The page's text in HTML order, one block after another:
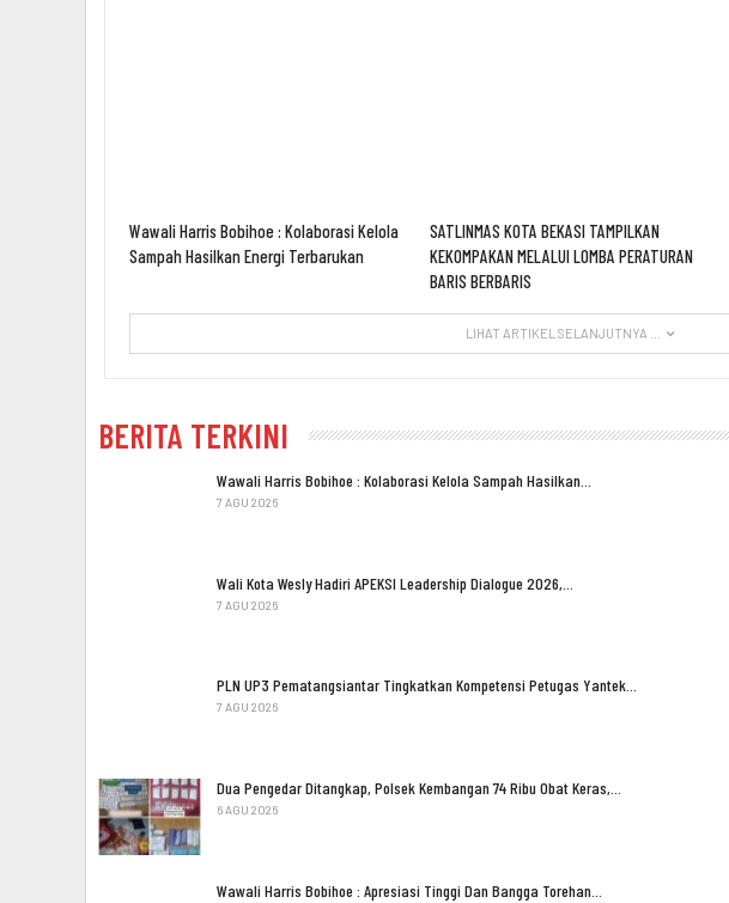
Wawali Harris Bobihoe : Kolaborasi Kelola
Sampah Hasilkan Energi Terbarukan
SATLINMAS KOTA BEKASI TAMPILKAN
KEKOMPAKAN MELALUI LOMBA PERATURAN
BARIS BERBARIS
LIHAT ARTIKEL SELANJUTNYA ...
BERITA TERKINI
Wawali Harris Bobihoe : Kolaborasi Kelola Sampah Hasilkan…
7 AGU 2026
Wali Kota Wesly Hadiri APEKSI Leadership Dialogue 2026,…
7 AGU 2026
PLN UP3 Pematangsiantar Tingkatkan Kompetensi Petugas Yantek…
7 AGU 2026
Dua Pengedar Ditangkap, Polsek Kembangan 74 Ribu Obat Keras,…
6 AGU 2026
Wawali Harris Bobihoe : Apresiasi Tinggi Dan Bangga Torehan…